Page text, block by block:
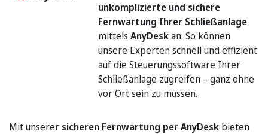
unkomplizierte und sichere
Fernwartung Ihrer Schließanlage
mittelsAnyDeskan. So können
unsere Experten schnell und effizient
auf die Steuerungssoftware Ihrer
Schließanlage zugreifen – ganz ohne
vor Ort sein zu müssen.
Mit unserer sicheren Fernwartung per AnyDesk bieten